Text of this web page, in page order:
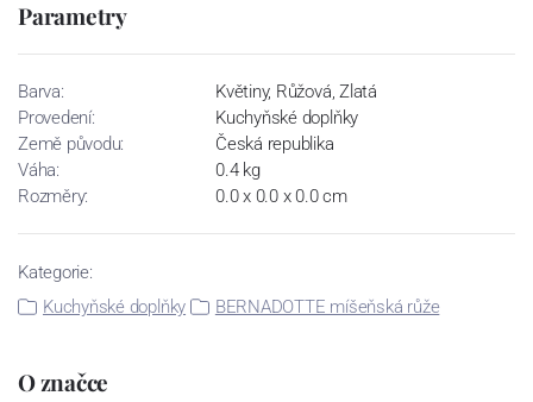
Parametry
Barva:
Květiny, Růžová, Zlatá
Provedení:
Kuchyňské doplňky
Země původu:
Česká republika
Váha:
0.4 kg
Rozměry:
0.0 x 0.0 x 0.0 cm
Kategorie:
Kuchyňské doplňky
BERNADOTTE míšeňská růže
O značce